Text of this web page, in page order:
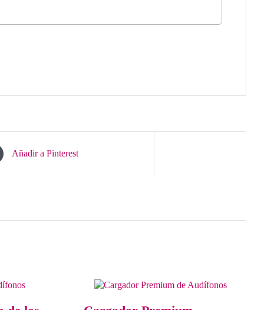
Añadir a Pinterest